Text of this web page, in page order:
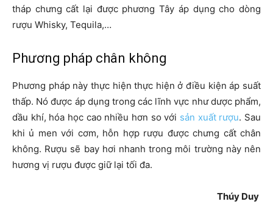
tháp chưng cất lại được phương Tây áp dụng cho dòng
rượu Whisky, Tequila,…
Phương pháp chân không
Phương pháp này thực hiện thực hiện ở điều kiện áp suất
thấp. Nó được áp dụng trong các lĩnh vực như dược phẩm,
dầu khí, hóa học cao nhiều hơn so với sản xuất rượu. Sau
khi ủ men với cơm, hỗn hợp rượu được chưng cất chân
không. Rượu sẽ bay hơi nhanh trong môi trường này nên
hương vị rượu được giữ lại tối đa.
Thúy Duy